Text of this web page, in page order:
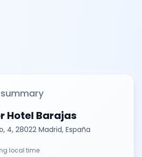
Hotel Barajas
4, 28022 Madrid, España
local time